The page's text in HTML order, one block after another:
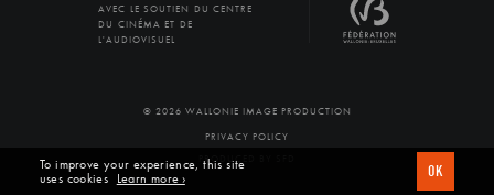
AVEC LE SOUTIEN DU CENTRE
DU CINÉMA ET DE
L'AUDIOVISUEL
© 2026 WALLONIE IMAGE PRODUCTION
PRIVACY POLICY
PRODUCED BY SFD
To improve your experience, this site
uses cookies Learn more › OK